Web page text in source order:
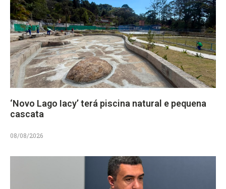
‘Novo Lago Iacy’ terá piscina natural e pequena
cascata
08/08/2026